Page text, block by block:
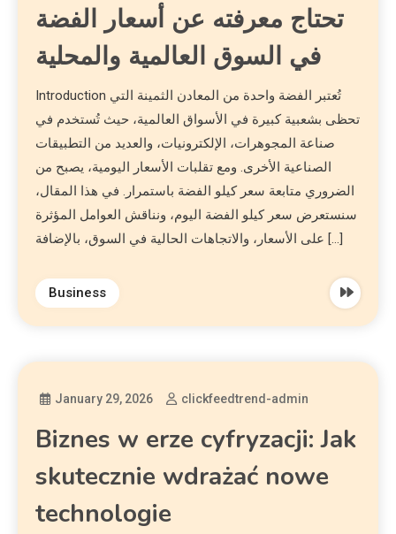
تحتاج معرفته عن أسعار الفضة
في السوق العالمية والمحلية
Introduction تُعتبر الفضة واحدة من المعادن الثمينة التي
تحظى بشعبية كبيرة في الأسواق العالمية، حيث تُستخدم في
صناعة المجوهرات، الإلكترونيات، والعديد من التطبيقات
الصناعية الأخرى. ومع تقلبات الأسعار اليومية، يصبح من
الضروري متابعة سعر كيلو الفضة باستمرار. في هذا المقال،
سنستعرض سعر كيلو الفضة اليوم، ونناقش العوامل المؤثرة
على الأسعار، والاتجاهات الحالية في السوق، بالإضافة […]
Business
January 29, 2026 clickfeedtrend-admin
Biznes w erze cyfryzacji: Jak
skutecznie wdrażać nowe
technologie